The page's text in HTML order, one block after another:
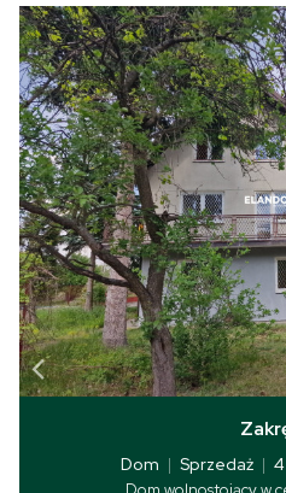
Dom | Sprzedaż |